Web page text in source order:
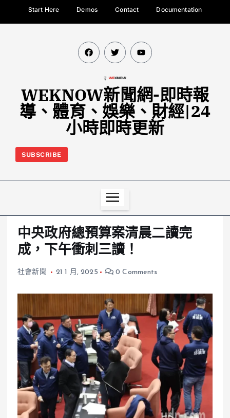
Start Here Demos Contact Documentation
WEKNOW新聞網-即時報
導、體育、娛樂、財經|24
小時即時更新
SUBSCRIBE
中央政府總預算案清晨二讀完
成，下午衝刺三讀！
社會新聞 21 1 月, 2025 0 Comments